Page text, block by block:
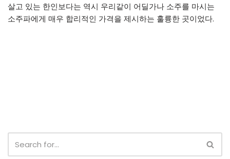
살고 있는 한인보다는 역시 우리같이 어딜가나 소주를 마시는
소주파에게 매우 합리적인 가격을 제시하는 훌륭한 곳이었다.